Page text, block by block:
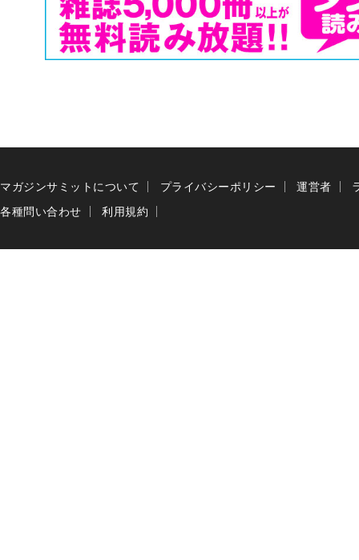
マガジンサミットについて プライバシーポリシー 運営者
各種問い合わせ
利用規約